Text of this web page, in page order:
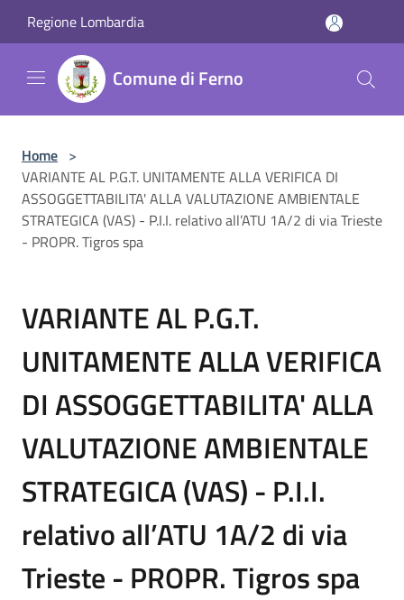
Regione Lombardia
Comune di Ferno
Home >
VARIANTE AL P.G.T. UNITAMENTE ALLA VERIFICA DI
ASSOGGETTABILITA' ALLA VALUTAZIONE AMBIENTALE
STRATEGICA (VAS) - P.I.I. relativo all’ATU 1A/2 di via Trieste
- PROPR. Tigros spa
VARIANTE AL P.G.T.
UNITAMENTE ALLA VERIFICA
DI ASSOGGETTABILITA' ALLA
VALUTAZIONE AMBIENTALE
STRATEGICA (VAS) - P.I.I.
relativo all’ATU 1A/2 di via
Trieste - PROPR. Tigros spa